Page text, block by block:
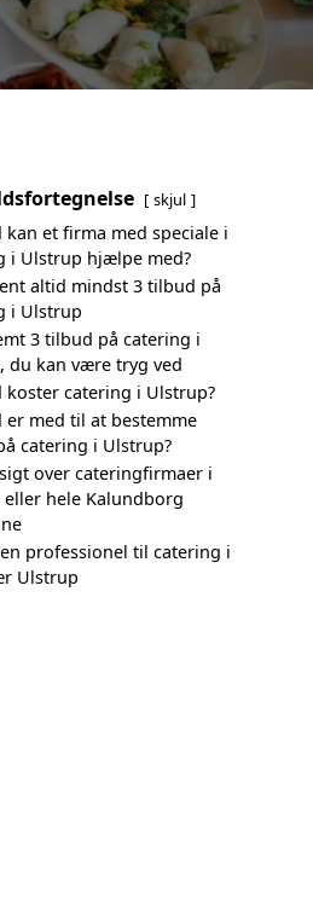
skjul
kan et firma med speciale i
i Ulstrup hjælpe med?
altid mindst 3 tilbud på
i Ulstrup
3 tilbud på catering i
du kan være tryg ved
koster catering i Ulstrup?
er med til at bestemme
catering i Ulstrup?
over cateringfirmaer i
hele Kalundborg
professionel til catering i
Ulstrup